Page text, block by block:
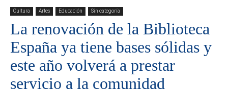
Cultura Artes Educación Sin categoría
La renovación de la Biblioteca
España ya tiene bases sólidas y
este año volverá a prestar
servicio a la comunidad